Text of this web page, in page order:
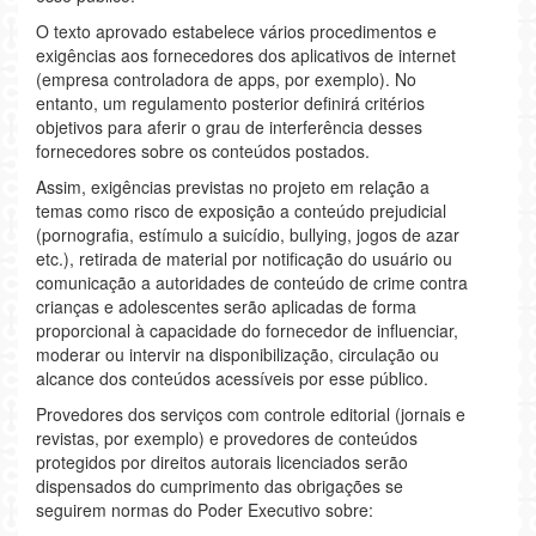
O texto aprovado estabelece vários procedimentos e
exigências aos fornecedores dos aplicativos de internet
(empresa controladora de apps, por exemplo). No
entanto, um regulamento posterior definirá critérios
objetivos para aferir o grau de interferência desses
fornecedores sobre os conteúdos postados.
Assim, exigências previstas no projeto em relação a
temas como risco de exposição a conteúdo prejudicial
(pornografia, estímulo a suicídio, bullying, jogos de azar
etc.), retirada de material por notificação do usuário ou
comunicação a autoridades de conteúdo de crime contra
crianças e adolescentes serão aplicadas de forma
proporcional à capacidade do fornecedor de influenciar,
moderar ou intervir na disponibilização, circulação ou
alcance dos conteúdos acessíveis por esse público.
Provedores dos serviços com controle editorial (jornais e
revistas, por exemplo) e provedores de conteúdos
protegidos por direitos autorais licenciados serão
dispensados do cumprimento das obrigações se
seguirem normas do Poder Executivo sobre: